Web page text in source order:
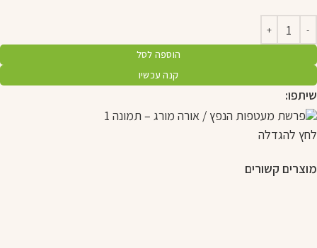
הוספה לסל
קנה עכשיו
שיתפו:
לחץ להגדלה
מוצרים קשורים